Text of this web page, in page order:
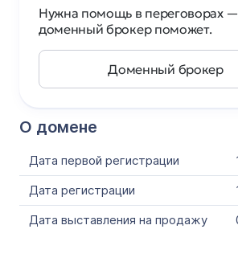
О домене
Дата первой регистрации
Дата регистрации
Дата выставления на продажу
Нужна помощь в переговорах —
доменный брокер поможет.
Доменный брокер